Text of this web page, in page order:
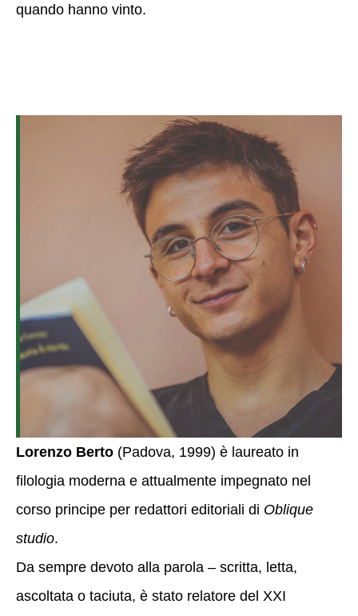
quando hanno vinto.
Lorenzo Berto (Padova, 1999) è laureato in
filologia moderna e attualmente impegnato nel
corso principe per redattori editoriali di Oblique
studio.
Da sempre devoto alla parola – scritta, letta,
ascoltata o taciuta, è stato relatore del XXI